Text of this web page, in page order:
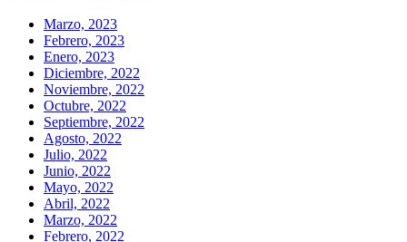
Marzo, 2023
Febrero, 2023
Enero, 2023
Diciembre, 2022
Noviembre, 2022
Octubre, 2022
Septiembre, 2022
Agosto, 2022
Julio, 2022
Junio, 2022
Mayo, 2022
Abril, 2022
Marzo, 2022
Febrero, 2022